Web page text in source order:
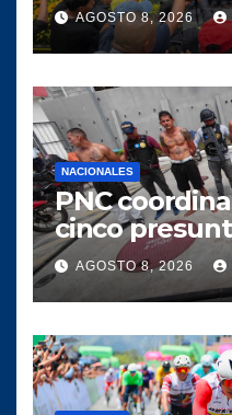
Salazar,
Comunidad
Verapaz
AGOSTO 8, 2026
NACIONALES
PNC
cinco
salvadoreños
AGOSTO 8, 2026